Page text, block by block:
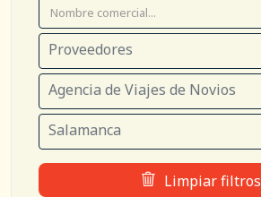
Proveedores
Agencia de Viajes de Novios
Salamanca
Limpiar filtros